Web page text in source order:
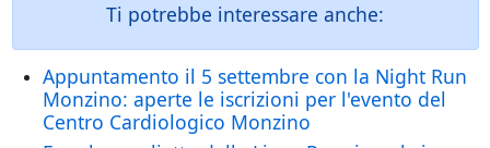
Ti potrebbe interessare anche:
Appuntamento il 5 settembre con la Night Run
Monzino: aperte le iscrizioni per l'evento del
Centro Cardiologico Monzino